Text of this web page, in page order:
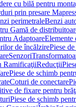
cu bilă pentru
prin presare
perimetraleBenzi
Gamă de
AdaptoareElemente
de încălzirePiese
Senzori
RamificaţiiReducţii
Piese de schimb
Coturi de conectare
de fixare pentru
Piese de schimb